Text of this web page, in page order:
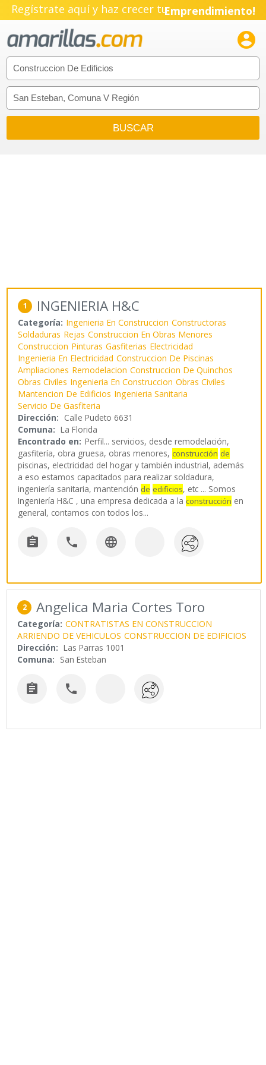
Regístrate aquí y haz crecer tuEmprendimiento!

1 INGENIERIA H&C
Categoría: Ingenieria En Construccion Constructoras
Soldaduras Rejas Construccion En Obras Menores
Construccion Pinturas Gasfiterias Electricidad
Ingenieria En Electricidad Construccion De Piscinas
Ampliaciones Remodelacion Construccion De Quinchos
Obras Civiles Ingenieria En Construccion Obras Civiles
Mantencion De Edificios Ingenieria Sanitaria
Servicio De Gasfiteria
Dirección: Calle Pudeto 6631
Comuna: La Florida
Encontrado en: Perfil... servicios, desde remodelación,
gasfitería, obra gruesa, obras menores, construcción de
piscinas, electricidad del hogar y también industrial, además
a eso estamos capacitados para realizar soldadura,
ingeniería sanitaria, mantención de edificios, etc ... Somos
Ingeniería H&C , una empresa dedicada a la construcción en
general, contamos con todos los...
  
2 Angelica Maria Cortes Toro
Categoría: CONTRATISTAS EN CONSTRUCCION
ARRIENDO DE VEHICULOS CONSTRUCCION DE EDIFICIOS
Dirección: Las Parras 1001
Comuna: San Esteban
 